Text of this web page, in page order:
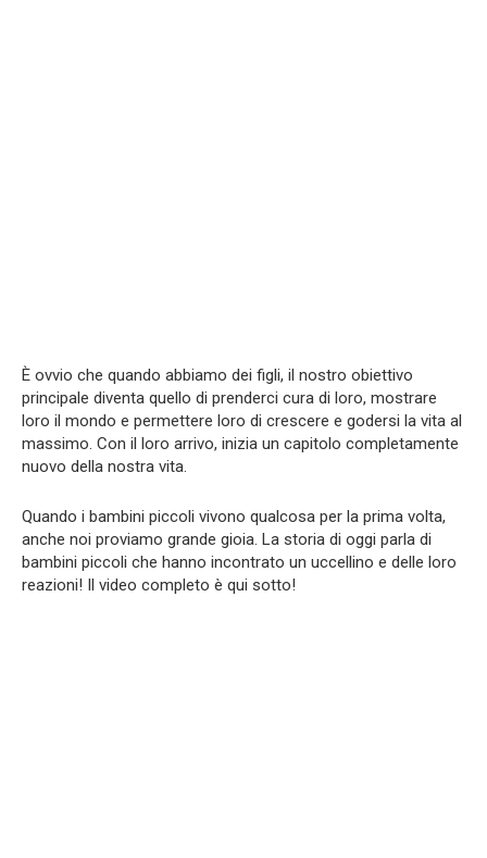
È ovvio che quando abbiamo dei figli, il nostro obiettivo
principale diventa quello di prenderci cura di loro, mostrare
loro il mondo e permettere loro di crescere e godersi la vita al
massimo. Con il loro arrivo, inizia un capitolo completamente
nuovo della nostra vita.
Quando i bambini piccoli vivono qualcosa per la prima volta,
anche noi proviamo grande gioia. La storia di oggi parla di
bambini piccoli che hanno incontrato un uccellino e delle loro
reazioni! Il video completo è qui sotto!